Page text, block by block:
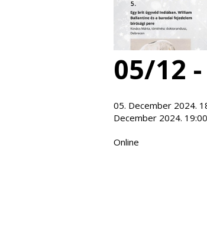
05/12
05. December 2024.
December 2024. 19:00
Online